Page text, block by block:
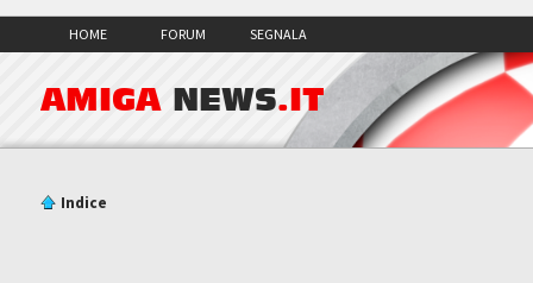
HOME FORUM SEGNALA
AMIGA NEWS.IT
Indice